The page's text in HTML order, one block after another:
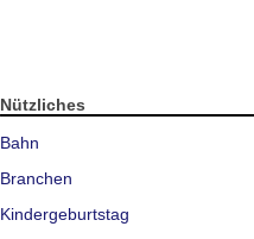
Nützliches
Bahn
Branchen
Kindergeburtstag